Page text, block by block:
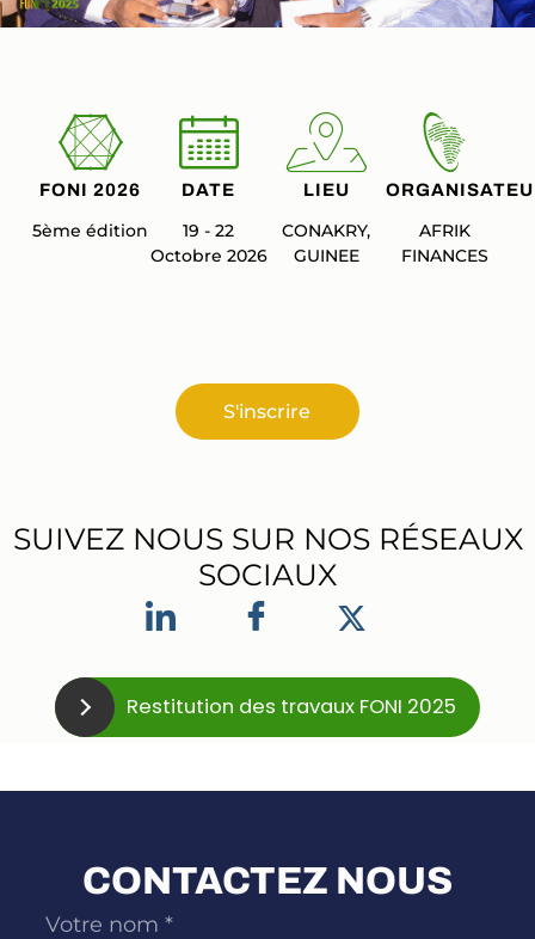
FONI 2026
5ème édition
DATE
19 - 22
Octobre 2026
LIEU
CONAKRY,
GUINEE
AFRIK
FINANCES
S'inscrire
SUIVEZ NOUS SUR NOS RÉSEAUX
SOCIAUX
Restitution des travaux FONI 2025
CONTACTEZ NOUS